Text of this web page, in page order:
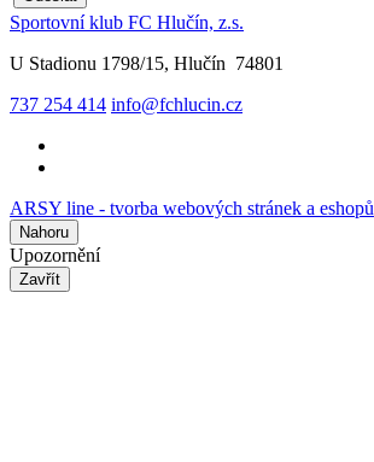
Sportovní klub FC Hlučín, z.s.
U Stadionu 1798/15, Hlučín 74801
737 254 414 info@fchlucin.cz
ARSY line - tvorba webových stránek a eshopů
Nahoru
Upozornění
Zavřít